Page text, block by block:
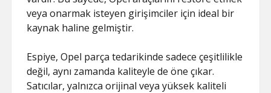
veya onarmak isteyen girişimciler için ideal bir
kaynak haline gelmiştir.
Espiye, Opel parça tedarikinde sadece çeşitlilikle
değil, aynı zamanda kaliteyle de öne çıkar.
Satıcılar, yalnızca orijinal veya yüksek kaliteli